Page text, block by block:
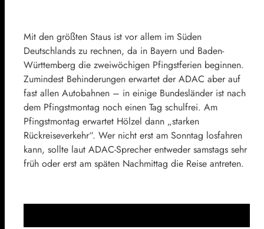
Mit den größten Staus ist vor allem im Süden
Deutschlands zu rechnen, da in Bayern und Baden-
Württemberg die zweiwöchigen Pfingstferien beginnen.
Zumindest Behinderungen erwartet der ADAC aber auf
fast allen Autobahnen – in einige Bundesländer ist nach
dem Pfingstmontag noch einen Tag schulfrei. Am
Pfingstmontag erwartet Hölzel dann „starken
Rückreiseverkehr“. Wer nicht erst am Sonntag losfahren
kann, sollte laut ADAC-Sprecher entweder samstags sehr
früh oder erst am späten Nachmittag die Reise antreten.